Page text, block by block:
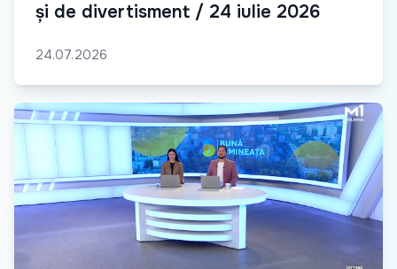
și de divertisment / 24 iulie 2026
24.07.2026